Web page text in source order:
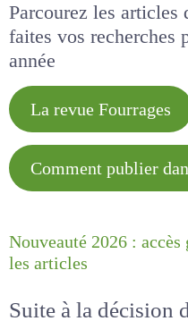
Parcourez les articles
faites vos
année
La revue Fourrages
Comment publier
Nouveauté 2026 :